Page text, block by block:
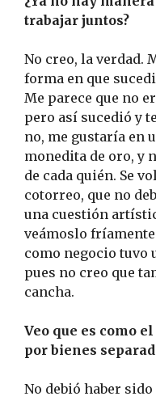
trabajar juntos?
No creo, la verdad.
forma en que
Me parece que no
pero así sucedió y
no, me gustaría en
monedita de oro, y
de cada quién. Se
cotorreo, que no
una cuestión
veámoslo
como negocio tuvo
pues no creo que
cancha.
Veo que es como
por bienes
No debió haber